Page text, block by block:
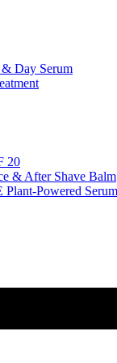
Day Serum
20
& After Shave Balm
Powered Serum